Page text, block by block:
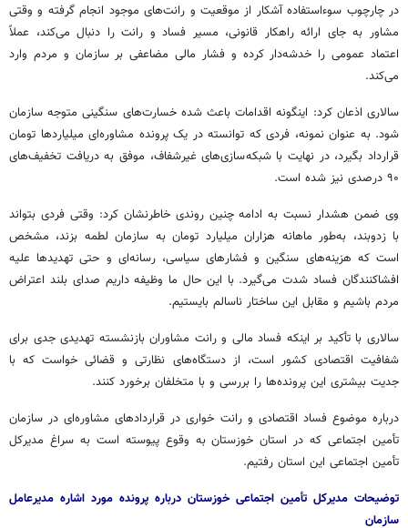
در چارچوب سوءاستفاده آشکار از موقعیت و رانت‌های موجود انجام گرفته و وقتی
مشاور به جای ارائه راهکار قانونی، مسیر فساد و رانت را دنبال می‌کند، عملاً
اعتماد عمومی را خدشه‌دار کرده و فشار مالی مضاعفی بر سازمان و مردم وارد
می‌کند.
سالاری اذعان کرد: اینگونه اقدامات باعث شده خسارت‌های سنگینی متوجه سازمان
شود. به عنوان نمونه، فردی که توانسته در یک پرونده مشاوره‌ای میلیاردها تومان
قرارداد بگیرد، در نهایت با شبکه‌سازی‌های غیرشفاف، موفق به دریافت تخفیف‌های
۹۰ درصدی نیز شده است.
وی ضمن هشدار نسبت به ادامه چنین روندی خاطرنشان کرد: وقتی فردی بتواند
با زدوبند، به‌طور ماهانه هزاران میلیارد تومان به سازمان لطمه بزند، مشخص
است که هزینه‌های سنگین و فشارهای سیاسی، رسانه‌ای و حتی تهدیدها علیه
افشاکنندگان فساد شدت می‌گیرد. با این حال ما وظیفه داریم صدای بلند اعتراض
مردم باشیم و مقابل این ساختار ناسالم بایستیم.
سالاری با تأکید بر اینکه فساد مالی و رانت مشاوران بازنشسته تهدیدی جدی برای
شفافیت اقتصادی کشور است، از دستگاه‌های نظارتی و قضائی خواست که با
جدیت بیشتری این پرونده‌ها را بررسی و با متخلفان برخورد کنند.
درباره موضوع فساد اقتصادی و رانت خواری در قراردادهای مشاوره‌ای در سازمان
تأمین اجتماعی که در استان خوزستان به وقوع پیوسته است به سراغ مدیرکل
تأمین اجتماعی این استان رفتیم.
توضیحات مدیرکل تأمین اجتماعی خوزستان درباره پرونده مورد اشاره مدیرعامل
سازمان